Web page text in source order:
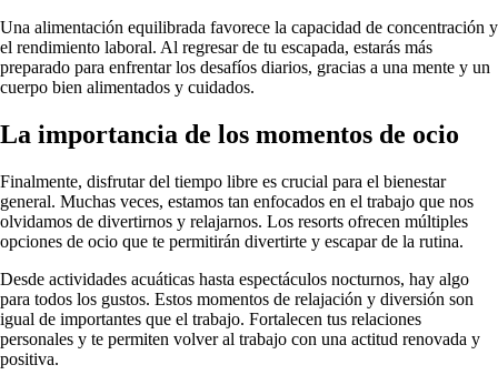
Una alimentación equilibrada favorece la capacidad de concentración y
el rendimiento laboral. Al regresar de tu escapada, estarás más
preparado para enfrentar los desafíos diarios, gracias a una mente y un
cuerpo bien alimentados y cuidados.
La importancia de los momentos de ocio
Finalmente, disfrutar del tiempo libre es crucial para el bienestar
general. Muchas veces, estamos tan enfocados en el trabajo que nos
olvidamos de divertirnos y relajarnos. Los resorts ofrecen múltiples
opciones de ocio que te permitirán divertirte y escapar de la rutina.
Desde actividades acuáticas hasta espectáculos nocturnos, hay algo
para todos los gustos. Estos momentos de relajación y diversión son
igual de importantes que el trabajo. Fortalecen tus relaciones
personales y te permiten volver al trabajo con una actitud renovada y
positiva.